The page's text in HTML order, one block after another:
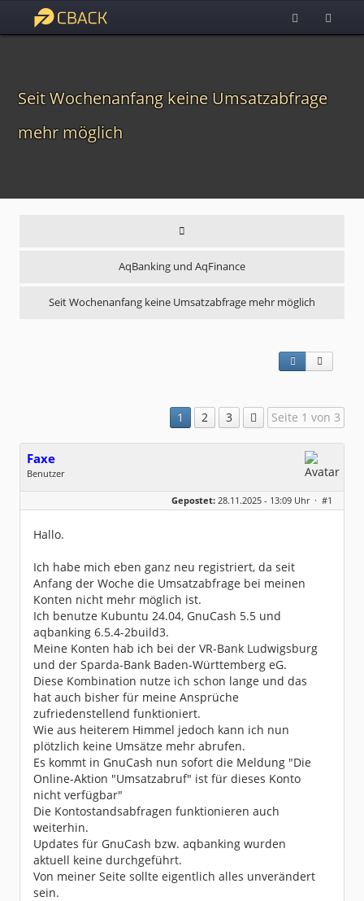
Seit Wochenanfang keine Umsatzabfrage
mehr möglich
AqBanking und AqFinance
Seit Wochenanfang keine Umsatzabfrage mehr möglich
1 2 3 Seite 1 von 3
Faxe
Benutzer
Geschlecht:
keine Angabe
Dabei seit:
11 / 2025
Gepostet: 28.11.2025 - 13:09 Uhr · #1
Hallo.
Ich habe mich eben ganz neu registriert, da seit
Anfang der Woche die Umsatzabfrage bei meinen
Konten nicht mehr möglich ist.
Ich benutze Kubuntu 24.04, GnuCash 5.5 und
aqbanking 6.5.4-2build3.
Meine Konten hab ich bei der VR-Bank Ludwigsburg
und der Sparda-Bank Baden-Württemberg eG.
Diese Kombination nutze ich schon lange und das
hat auch bisher für meine Ansprüche
zufriedenstellend funktioniert.
Wie aus heiterem Himmel jedoch kann ich nun
plötzlich keine Umsätze mehr abrufen.
Es kommt in GnuCash nun sofort die Meldung "Die
Online-Aktion "Umsatzabruf" ist für dieses Konto
nicht verfügbar"
Die Kontostandsabfragen funktionieren auch
weiterhin.
Updates für GnuCash bzw. aqbanking wurden
aktuell keine durchgeführt.
Von meiner Seite sollte eigentlich alles unverändert
sein.